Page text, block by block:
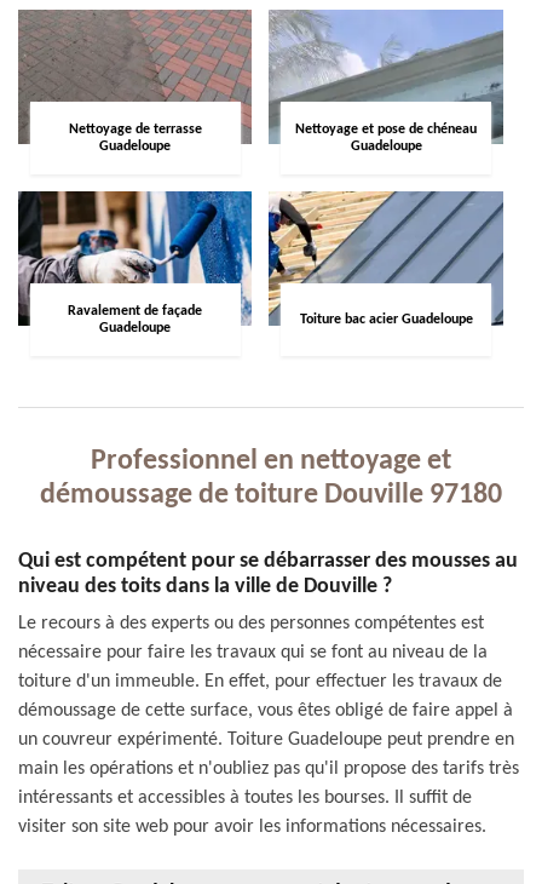
Nettoyage de terrasse
Guadeloupe
Nettoyage et pose de chéneau
Guadeloupe
Ravalement de façade
Guadeloupe
Toiture bac acier Guadeloupe
Professionnel en nettoyage et
démoussage de toiture Douville 97180
Qui est compétent pour se débarrasser des mousses au
niveau des toits dans la ville de Douville ?
Le recours à des experts ou des personnes compétentes est
nécessaire pour faire les travaux qui se font au niveau de la
toiture d'un immeuble. En effet, pour effectuer les travaux de
démoussage de cette surface, vous êtes obligé de faire appel à
un couvreur expérimenté. Toiture Guadeloupe peut prendre en
main les opérations et n'oubliez pas qu'il propose des tarifs très
intéressants et accessibles à toutes les bourses. Il suffit de
visiter son site web pour avoir les informations nécessaires.